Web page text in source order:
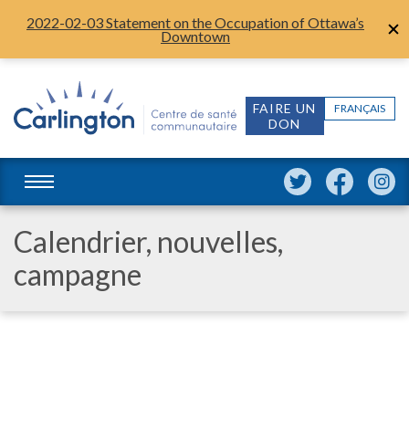
2022-02-03 Statement on the Occupation of Ottawa’s
Downtown
FRANÇAIS
FAIRE UN
DON
Calendrier, nouvelles,
campagne